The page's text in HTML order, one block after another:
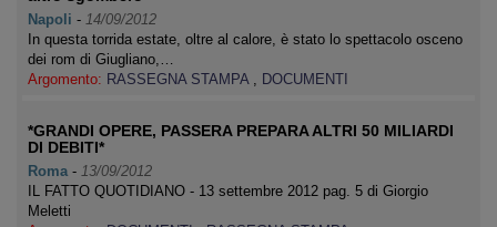
Napoli - 14/09/2012
In questa torrida estate, oltre al calore, è stato lo spettacolo osceno
dei rom di Giugliano,…
Argomento: RASSEGNA STAMPA , DOCUMENTI
*GRANDI OPERE, PASSERA PREPARA ALTRI 50 MILIARDI
DI DEBITI*
Roma - 13/09/2012
IL FATTO QUOTIDIANO - 13 settembre 2012 pag. 5 di Giorgio
Meletti